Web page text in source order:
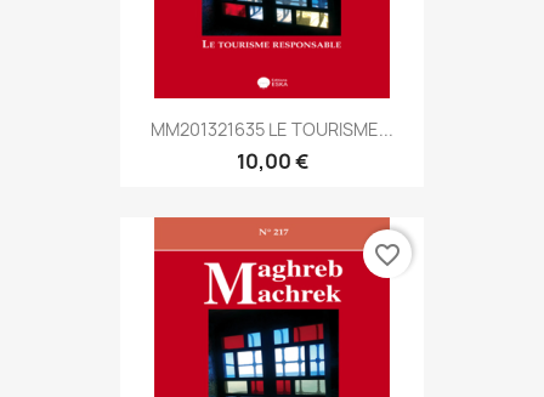
MM201321635 LE TOURISME...
10,00 €
favorite_border